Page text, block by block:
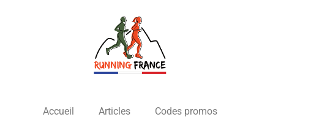
Accueil Articles Codes promos